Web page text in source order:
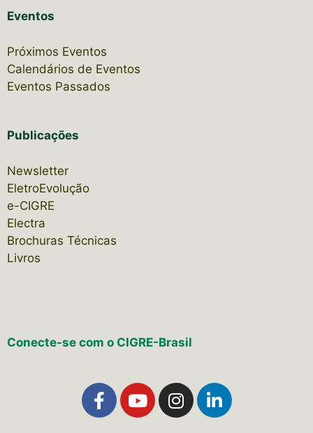
Eventos
Próximos Eventos
Calendários de Eventos
Eventos Passados
Publicações
Newsletter
EletroEvolução
e-CIGRE
Electra
Brochuras Técnicas
Livros
Conecte-se com o CIGRE-Brasil